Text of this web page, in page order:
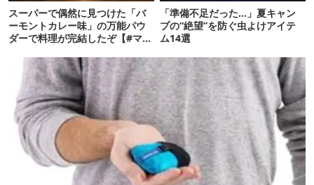
スーパーで偶然に見つけた「バ
ーモントカレー味」の万能パウ
ダーで料理が完結したぞ【#マツ
「準備不足だった…」夏キャン
プの“絶望”を防ぐ虫よけアイテ
ム14選